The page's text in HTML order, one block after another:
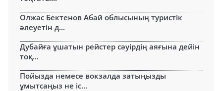
Олжас Бектенов Абай облысының туристік
әлеуетін д...
Дубайға ұшатын рейстер сәуірдің аяғына дейін
тоқ...
Пойызда немесе вокзалда затыңызды
ұмытсаңыз не іс...